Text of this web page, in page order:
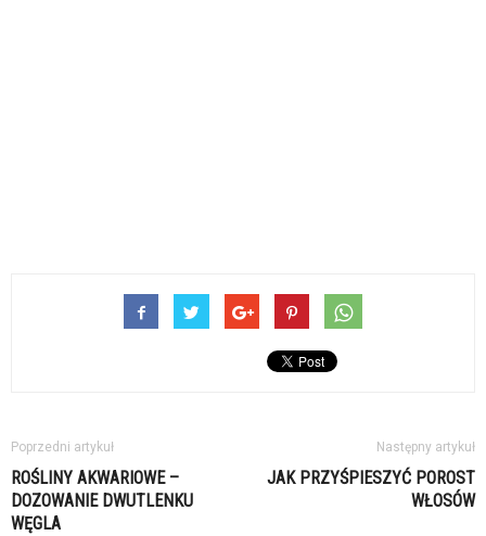
Poprzedni artykuł
ROŚLINY AKWARIOWE –
DOZOWANIE DWUTLENKU
WĘGLA
Następny artykuł
JAK PRZYŚPIESZYĆ POROST
WŁOSÓW